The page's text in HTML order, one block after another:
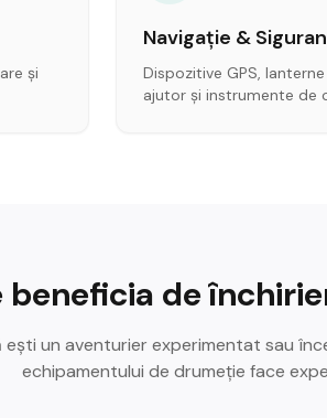
și
Navigație &
Dispozitive GPS,
ajutor și instrumente de
beneficia de
ești un aventurier experimentat sau
echipamentului de drumeție face